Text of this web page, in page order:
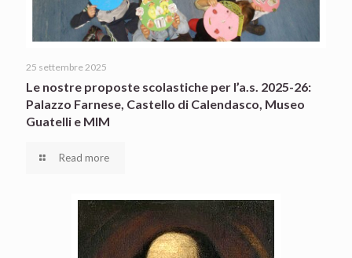
25 settembre 2025
Le nostre proposte scolastiche per l’a.s. 2025-26:
Palazzo Farnese, Castello di Calendasco, Museo
Guatelli e MIM
Read more